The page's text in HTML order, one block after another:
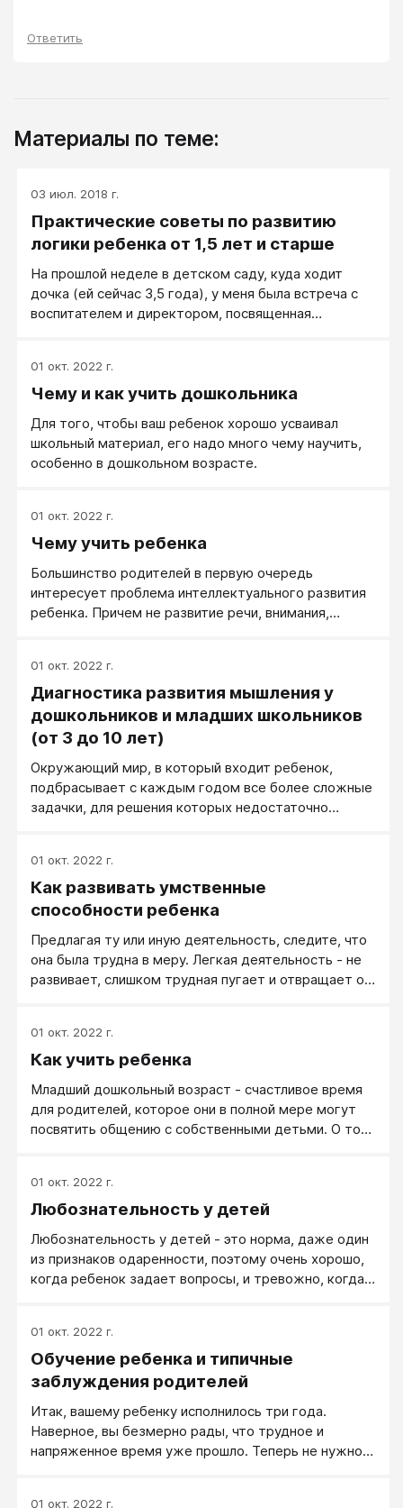
Ответить
Материалы по теме:
03 июл. 2018 г.
Практические советы по развитию
логики ребенка от 1,5 лет и старше
На прошлой неделе в детском саду, куда ходит
дочка (ей сейчас 3,5 года), у меня была встреча с
воспитателем и директором, посвященная
родителей одноклассников дочки, которые я
регулярно слышу) заставили меня внимательнее
поделиться со всеми заинтересованными моими
находками.
01 окт. 2022 г.
Чему и как учить дошкольника
Для того, чтобы ваш ребенок хорошо усваивал
школьный материал, его надо много чему научить,
особенно в дошкольном возрасте.
01 окт. 2022 г.
Чему учить ребенка
Большинство родителей в первую очередь
интересует проблема интеллектуального развития
ребенка. Причем не развитие речи, внимания,
01 окт. 2022 г.
Диагностика развития мышления у
дошкольников и младших школьников
(от 3 до 10 лет)
Окружающий мир, в который входит ребенок,
подбрасывает с каждым годом все более сложные
задачки, для решения которых недостаточно
явлениями. Почему из разбавленной водой глины
можно лепить всевозможные поделки, а невлажная
глина просто рассыпается? Почему деревянный
погружается в воду? Почему помещенный в
морозильник фруктовый сок в формочке
превращается в фигурный лед?
01 окт. 2022 г.
Как развивать умственные
способности ребенка
Предлагая ту или иную деятельность, следите, что
она была трудна в меру. Легкая деятельность - не
развивает, слишком трудная пугает и отвращает от
ощущениями и достижениями ребенка. Этому
помогают и ныне издаваемые книжки для развития.
возраст ребенка, которому предназначается
конкретное издание.
01 окт. 2022 г.
Как учить ребенка
Младший дошкольный возраст - счастливое время
для родителей, которое они в полной мере могут
посвятить общению с собственными детьми. О том,
американский психолог Росс Кэмпбелл: «Важно
проводить время с семьей, узнавать своих детей,
показывать им, что они для вас много значат».
01 окт. 2022 г.
Любознательность у детей
Любознательность у детей - это норма, даже один
из признаков одаренности, поэтому очень хорошо,
когда ребенок задает вопросы, и тревожно, когда
отвечать по научному точно и доступно, как бы вы
заняты ни были. Более того, нужно похвалить за
хороший вопрос, за желание узнать. Но еще лучше,
ребенка, побуждать его самостоятельно находить
ответы на вопросы в словарях, справочниках,
книгах.
01 окт. 2022 г.
Обучение ребенка и типичные
заблуждения родителей
Итак, вашему ребенку исполнилось три года.
Наверное, вы безмерно рады, что трудное и
напряженное время уже прошло. Теперь не нужно
01 окт. 2022 г.